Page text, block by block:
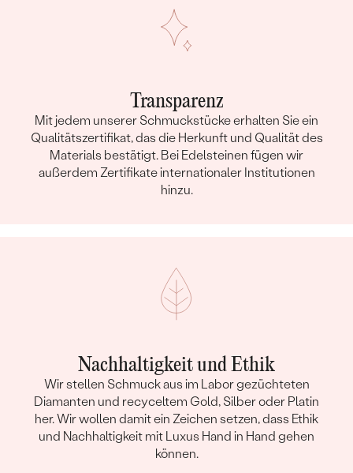
Transparenz
Mit jedem unserer Schmuckstücke erhalten Sie ein
Qualitätszertifikat, das die Herkunft und Qualität des
Materials bestätigt. Bei Edelsteinen fügen wir
außerdem Zertifikate internationaler Institutionen
hinzu.
Nachhaltigkeit und Ethik
Wir stellen Schmuck aus im Labor gezüchteten
Diamanten und recyceltem Gold, Silber oder Platin
her. Wir wollen damit ein Zeichen setzen, dass Ethik
und Nachhaltigkeit mit Luxus Hand in Hand gehen
können.